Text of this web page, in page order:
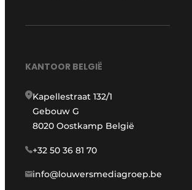
KANTOOR BELGIË
Kapellestraat 132/1
Gebouw G
8020 Oostkamp België
+32 50 36 81 70
info@louwersmediagroep.be